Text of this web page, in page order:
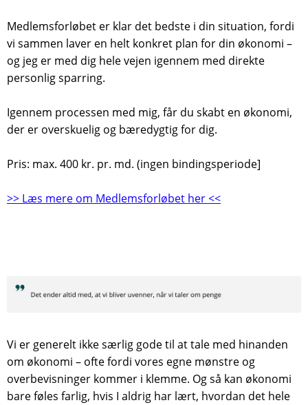
Medlemsforløbet er klar det bedste i din situation, fordi
vi sammen laver en helt konkret plan for din økonomi –
og jeg er med dig hele vejen igennem med direkte
personlig sparring.
Igennem processen med mig, får du skabt en økonomi,
der er overskuelig og bæredygtig for dig.
Pris: max. 400 kr. pr. md. (ingen bindingsperiode]
>> Læs mere om Medlemsforløbet her <<
Vi er generelt ikke særlig gode til at tale med hinanden
om økonomi – ofte fordi vores egne mønstre og
overbevisninger kommer i klemme. Og så kan økonomi
bare føles farlig, hvis I aldrig har lært, hvordan det hele